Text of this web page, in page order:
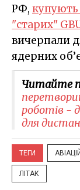
РФ, купують
"старих"
вичерпали
ядерних
Читайте
роботів -
для
ТЕГИ
ЛІТАК